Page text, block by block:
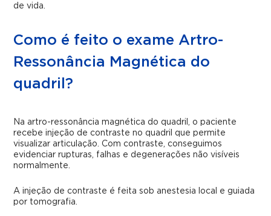
de vida.
Como é feito o exame Artro-
Ressonância Magnética do
quadril?
Na artro-ressonância magnética do quadril, o paciente
recebe injeção de contraste no quadril que permite
visualizar articulação. Com contraste, conseguimos
evidenciar rupturas, falhas e degenerações não visíveis
normalmente.
A injeção de contraste é feita sob anestesia local e guiada
por tomografia.